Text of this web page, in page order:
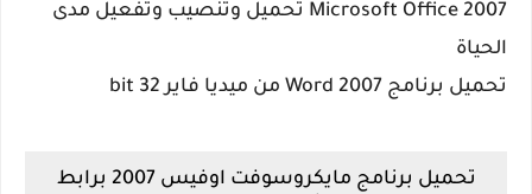
Microsoft Office 2007 تحميل وتنصيب وتفعيل مدى
الحياة
تحميل برنامج Word 2007 من ميديا فاير 32 bit
تحميل برنامج مايكروسوفت اوفيس 2007 برابط